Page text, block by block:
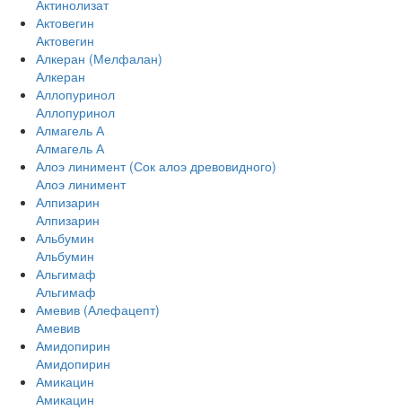
Актинолизат
Актовегин
Актовегин
Алкеран (Мелфалан)
Алкеран
Аллопуринол
Аллопуринол
Алмагель А
Алмагель А
Алоэ линимент (Сок алоэ древовидного)
Алоэ линимент
Алпизарин
Алпизарин
Альбумин
Альбумин
Альгимаф
Альгимаф
Амевив (Алефацепт)
Амевив
Амидопирин
Амидопирин
Амикацин
Амикацин